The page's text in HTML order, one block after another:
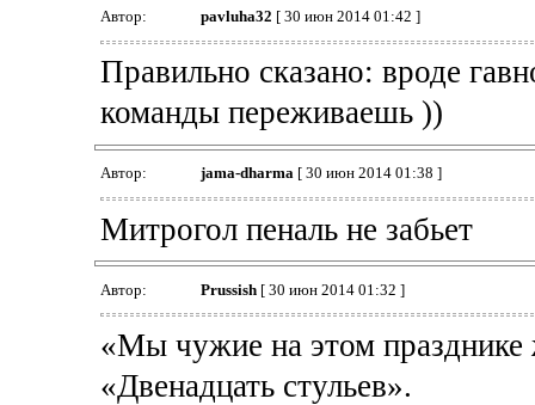
Автор: pavluha32 [ 30 июн 2014 01:42 ]
Правильно сказано: вроде
команды переживаешь ))
Автор: jama-dharma[ 30 июн 2014 01:38 ]
Митрогол пеналь не забьет
Автор: Prussish[ 30 июн 2014 01:32 ]
«Мы чужие на этом
«Двенадцать стульев».